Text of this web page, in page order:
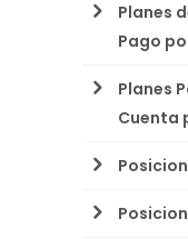
Planes
Pago
Planes
Cuenta